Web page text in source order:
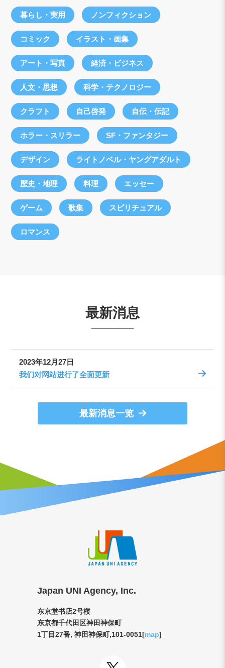
暮らし・実用 ノンフィクション
コミック イラスト・画集
アート・写真 経済・ビジネス
人文・思想 科学・テクノロジー
クラフト 自己啓発 自伝・伝記
ホラー・スリラー SF・ファンタジー
デザイン ライトノベル・ヤングアダルト
歴史・地理 料理 エッセー
ゲーム 歌集 スピリチュアル
ロマンス
最新消息
2023年12月27日
我们对网站进行了全面更新
最新消息一览
Japan UNI Agency, Inc.
东京堂书店2号楼
东京都千代田区神田神保町
1丁目27番, 神田神保町,101-0051[map]